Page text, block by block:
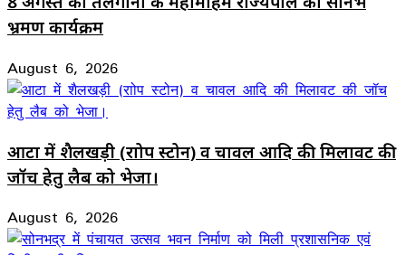
भ्रमण कार्यक्रम
August 6, 2026
आटा में शैलखड़ी (राोप स्टोन) व चावल आदि की मिलावट की
जॉच हेतु लैब को भेजा।
August 6, 2026